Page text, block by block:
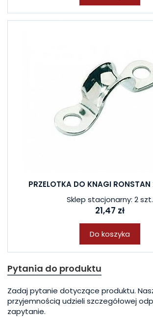
PRZELOTKA DO KNAGI
Sklep stacjonarny: 2 szt.
21,47 zł
Do koszyka
Pytania do produktu
Zadaj pytanie dotyczące produktu.
przyjemnością udzieli szczegółowej
zapytanie.